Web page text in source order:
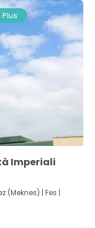
Imperiali
(Meknes) | Fes |